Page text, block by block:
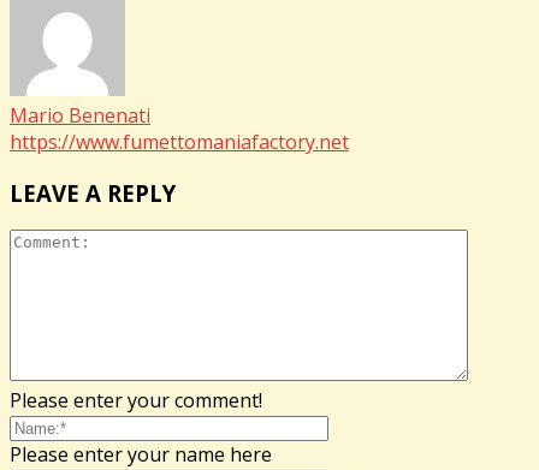
Mario Benenati
https://www.fumettomaniafactory.net
LEAVE A REPLY
Please enter your comment!
Please enter your name here